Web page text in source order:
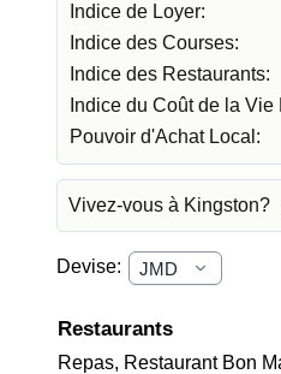
Indice de Loyer:
Indice des Courses:
Indice des Restaurants:
Indice du Coût de la Vie
Pouvoir d'Achat Local:
Vivez-vous à Kingston?
Devise:
Restaurants
Repas, Restaurant Bon